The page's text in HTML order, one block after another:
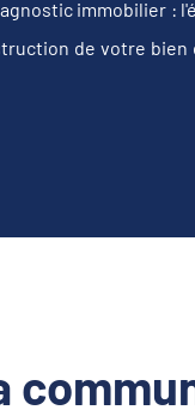
immobilier :
de votre